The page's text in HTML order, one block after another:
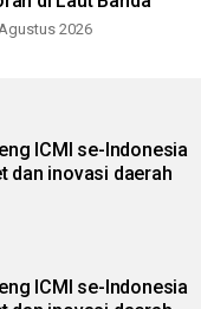
2026
ICMI se-Indonesia
dan inovasi daerah
ICMI se-Indonesia